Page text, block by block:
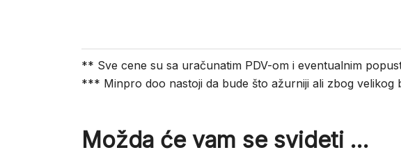
** Sve cene su sa uračunatim PDV-om i eventualnim
*** Minpro doo nastoji da bude što ažurniji ali zbog velikog
Možda će vam se svideti …